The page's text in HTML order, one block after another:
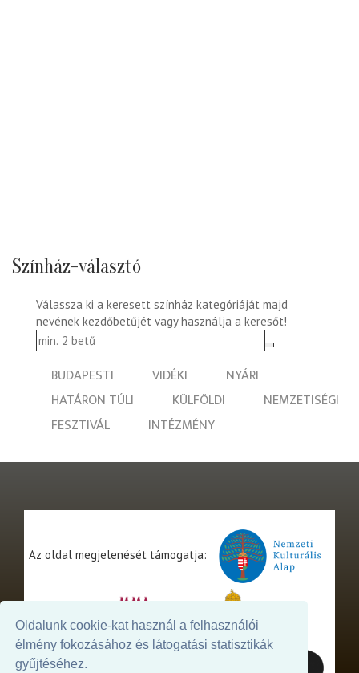
Oldalunk cookie-kat használ a felhasználói
élmény fokozásához és látogatási statisztikák
gyűjtéséhez.
Színház-választó
Válassza ki a keresett színház kategóriáját majd
nevének kezdőbetűjét vagy használja a keresőt!
BUDAPESTI VIDÉKI
NYÁRI
HATÁRON TÚLI
KÜLFÖLDI
NEMZETISÉGI
FESZTIVÁL
INTÉZMÉNY
Az oldal megjelenését támogatja: